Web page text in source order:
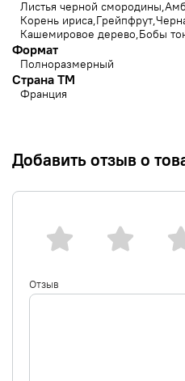
Листья черной смородины
Корень ириса Грейпфрут
Кашемировое дерево Бобы
Формат
Полноразмерный
Страна ТМ
Франция
Добавить отзыв о
Отзыв